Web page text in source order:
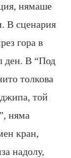
нямаше
В сценария
гора в
ден. В “Под
толкова
той
няма
кран,
надолу,